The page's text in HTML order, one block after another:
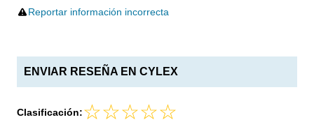
Reportar información incorrecta
ENVIAR RESEÑA EN CYLEX
Clasificación: